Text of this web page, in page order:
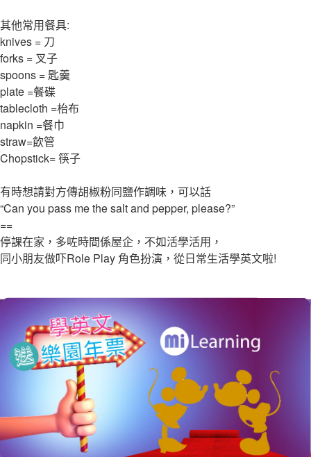
其他常用餐具:
knives = 刀
forks = 叉子
spoons = 匙羹
plate =餐碟
tablecloth =枱布
napkin =餐巾
straw=飲管
Chopstick= 筷子
有時想請對方傳胡椒粉同鹽作調味，可以話
“Can you pass me the salt and pepper, please?”
==
停課在家，多咗時間係屋企，不如活學活用，
同小朋友做吓Role Play 角色扮演，從日常生活學英文啦!